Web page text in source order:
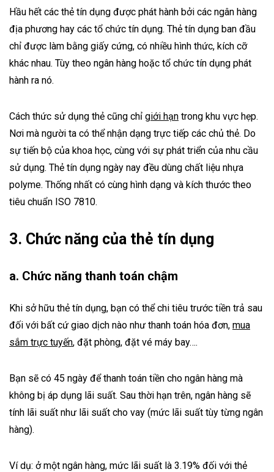
Hầu hết các thẻ tín dụng được phát hành bởi các ngân hàng
địa phương hay các tổ chức tín dụng. Thẻ tín dụng ban đầu
chỉ được làm bằng giấy cứng, có nhiều hình thức, kích cỡ
khác nhau. Tùy theo ngân hàng hoặc tổ chức tín dụng phát
hành ra nó.
Cách thức sử dụng thẻ cũng chỉ giới hạn trong khu vực hẹp.
Nơi mà người ta có thể nhận dạng trực tiếp các chủ thẻ. Do
sự tiến bộ của khoa học, cùng với sự phát triển của nhu cầu
sử dụng. Thẻ tín dụng ngày nay đều dùng chất liệu nhựa
polyme. Thống nhất có cùng hình dạng và kích thước theo
tiêu chuẩn ISO 7810.
3. Chức năng của thẻ tín dụng
a. Chức năng thanh toán chậm
Khi sở hữu thẻ tín dụng, bạn có thể chi tiêu trước tiền trả sau
đối với bất cứ giao dịch nào như thanh toán hóa đơn, mua
sắm trực tuyến, đặt phòng, đặt vé máy bay….
Bạn sẽ có 45 ngày để thanh toán tiền cho ngân hàng mà
không bị áp dụng lãi suất. Sau thời hạn trên, ngân hàng sẽ
tính lãi suất như lãi suất cho vay (mức lãi suất tùy từng ngân
hàng).
Ví dụ: ở một ngân hàng, mức lãi suất là 3.19% đối với thẻ